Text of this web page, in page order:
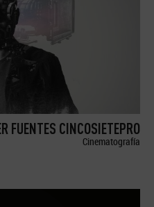
FUENTES CINCOSIETEPRO
Cinematografía